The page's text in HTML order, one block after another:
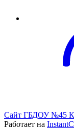
Сайт ГБДОУ №45
Работает на